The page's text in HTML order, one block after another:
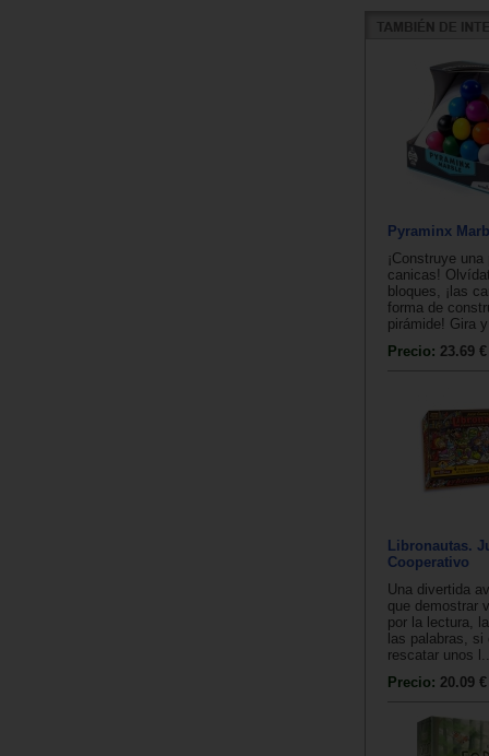
Pyraminx
¡Construye
canicas!
bloques, ¡las
forma de
pirámide! Gira
Precio: 23.69 €
Libronautas.
Cooperativo
Una divertida
que demostrar
por la lectura,
las palabras, si
rescatar unos
Precio: 20.09 €